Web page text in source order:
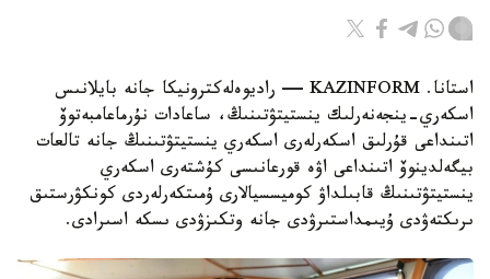
استانا. KAZINFORM — راديوەلەكترونيكا جانە بايلانىس
اسكەري-ينجەنەرلىك ينستيتۋتىنىڭ، ساعادات نۇرماعامبەتوۆ
اتىنداعى قۇرلىق اسكەرلەرى اسكەري ينستيتۋتىنىڭ جانە تالعات
بيگەلدينوۆ اتىنداعى اۋە قورعانىسى كۇشتەرى اسكەري
ينستيتۋتىنىڭ قابىلداۋ كوميسسيالارى ۇمىتكەرلەردى كونكۋرستىق
ىرىكتەۋدى ۇيىمداستىرۋدى جانە وتكىزۋدى ىسكە اسىرادى.